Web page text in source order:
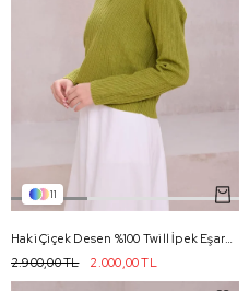
11
Haki Çiçek Desen %100 Twill İpek Eşarp 4204 - 85
2.000,00 TL
2.900,00 TL